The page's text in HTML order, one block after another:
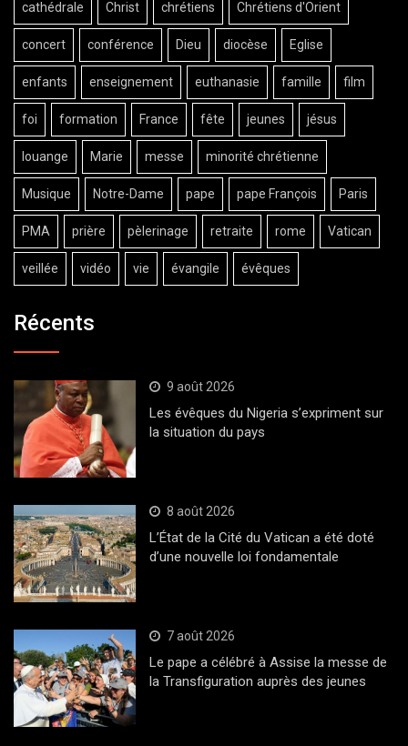
cathédrale Christ chrétiens Chrétiens d'Orient
concert conférence Dieu diocèse Eglise
enfants enseignement euthanasie famille film
foi formation France fête jeunes jésus
louange Marie messe minorité chrétienne
Musique Notre-Dame pape pape François Paris
PMA prière pèlerinage retraite rome Vatican
veillée vidéo vie évangile évêques
Récents
9 août 2026
Les évêques du Nigeria s’expriment sur
la situation du pays
8 août 2026
L’État de la Cité du Vatican a été doté
d’une nouvelle loi fondamentale
7 août 2026
Le pape a célébré à Assise la messe de
la Transfiguration auprès des jeunes